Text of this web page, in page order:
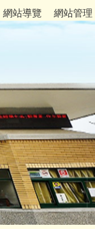
網站導覽 網站管理